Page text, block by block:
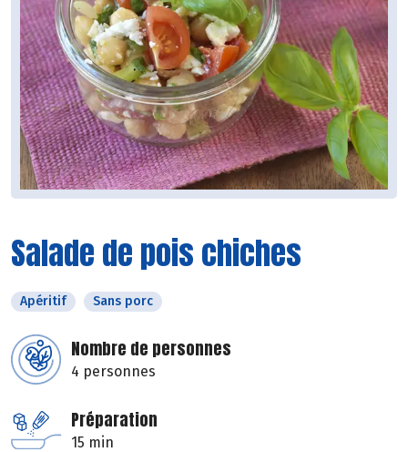
Salade de pois chiches
Apéritif Sans porc
Nombre de personnes
4 personnes
Préparation
15 min